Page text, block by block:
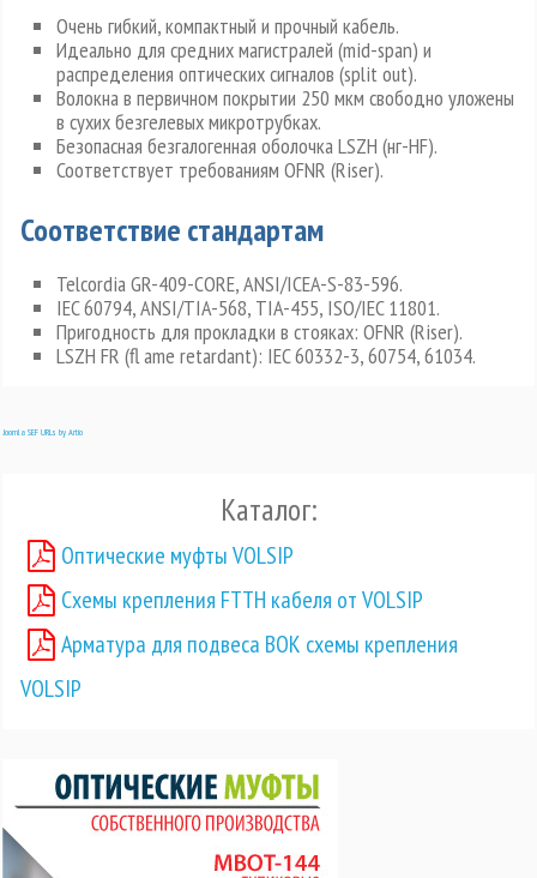
Очень гибкий, компактный и прочный кабель.
Идеально для средних магистралей (mid-span) и
распределения оптических сигналов (split out).
Волокна в первичном покрытии 250 мкм свободно уложены
в сухих безгелевых микротрубках.
Безопасная безгалогенная оболочка LSZH (нг-HF).
Соответствует требованиям OFNR (Riser).
Соответствие стандартам
Telcordia GR-409-CORE, ANSI/ICEA-S-83-596.
IEC 60794, ANSI/TIA-568, TIA-455, ISO/IEC 11801.
Пригодность для прокладки в стояках: OFNR (Riser).
LSZH FR (fl ame retardant): IEC 60332-3, 60754, 61034.
Joomla SEF URLs by Artio
Каталог:
Оптические муфты VOLSIP
Схемы крепления FTTH кабеля от VOLSIP
Арматура для подвеса ВОК схемы крепления
VOLSIP